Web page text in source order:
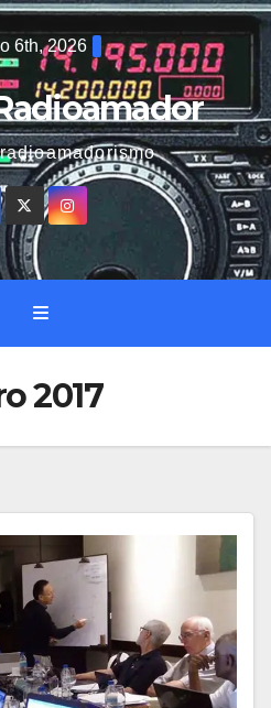
6th, 2026
2017